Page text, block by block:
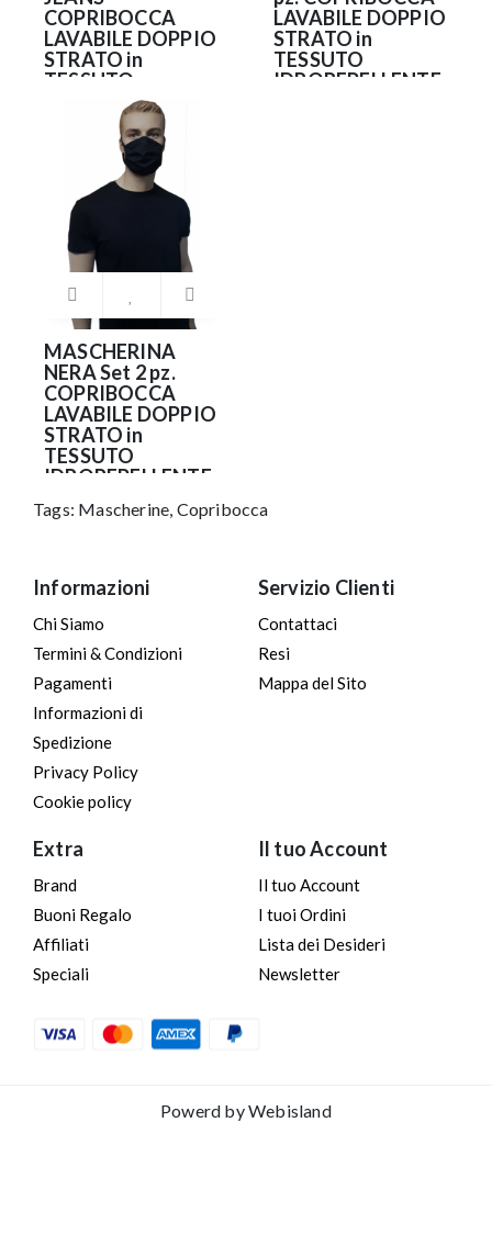
COPRIBOCCA
LAVABILE DOPPIO
STRATO in
TESSUTO
IDROREPELLENTE
ANTIBATTERICO
(NO DPI)
9.90€
LAVABILE DOPPIO
STRATO in
TESSUTO
IDROREPELLENTE
MASCHERINA
NERA Set 2 pz.
COPRIBOCCA
LAVABILE DOPPIO
STRATO in
TESSUTO
IDROREPELLENTE
ANTIBATTERICO
9.90€
Tags: Mascherine, Copribocca
Informazioni
Chi Siamo
Termini & Condizioni
Pagamenti
Informazioni di
Spedizione
Privacy Policy
Cookie policy
Servizio Clienti
Contattaci
Resi
Mappa del Sito
Extra
Brand
Buoni Regalo
Affiliati
Speciali
Il tuo Account
Il tuo Account
I tuoi Ordini
Lista dei Desideri
Newsletter
Powerd byWebisland